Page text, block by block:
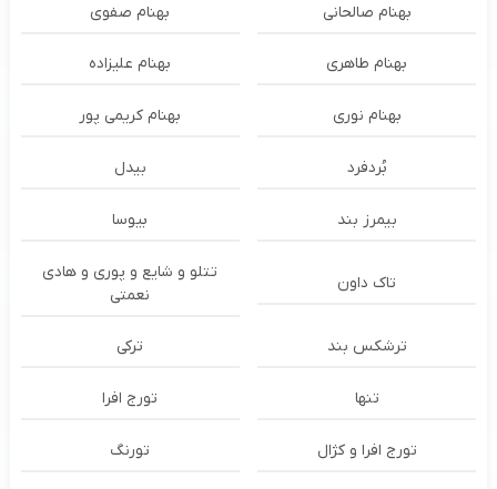
بهنام صالحانی بهنام صفوی
بهنام طاهری بهنام علیزاده
بهنام نوری بهنام کریمی پور
بُردفرد بیدل
بیمرز بند بیوسا
تاک داون
تتلو و شایع و پوری و هادی
نعمتی
ترشكس بند ترکی
تنها تورج افرا
تورج افرا و کژال تورنگ